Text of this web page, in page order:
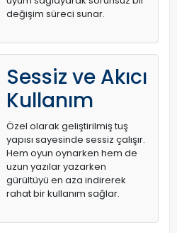
değişim süreci sunar.
Sessiz ve Akıcı
Kullanım
Özel olarak geliştirilmiş tuş
yapısı sayesinde sessiz çalışır.
Hem oyun oynarken hem de
uzun yazılar yazarken
gürültüyü en aza indirerek
rahat bir kullanım sağlar.